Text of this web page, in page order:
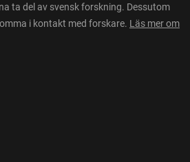
ta del av svensk forskning. Dessutom
i kontakt med forskare. Läs mer om